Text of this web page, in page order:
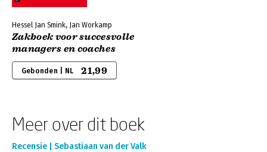
Hessel Jan Smink, Jan Workamp
Zakboek voor succesvolle
managers en coaches
Gebonden | NL 21,99
Meer over dit boek
Recensie | Sebastiaan van der Valk